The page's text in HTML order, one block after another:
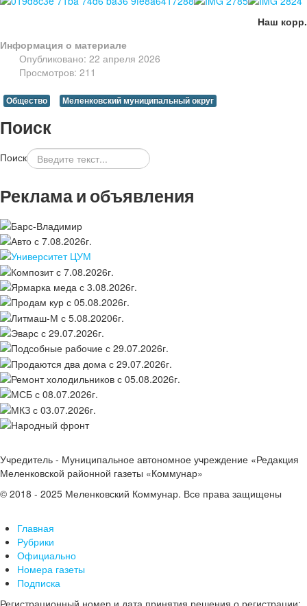
Наш корр.
Информация о материале
Опубликовано: 22 апреля 2026
Просмотров: 211
Общество Меленковский муниципальный округ
Поиск
Поиск
Реклама и объявления
Учредитель - Муниципальное автономное учреждение «Редакция
Меленковской районной газеты «Коммунар»
© 2018 - 2025 Меленковский Коммунар. Все права защищены
Главная
Рубрики
Официально
Номера газеты
Подписка
Регистрационный номер и дата принятия решения о регистрации: